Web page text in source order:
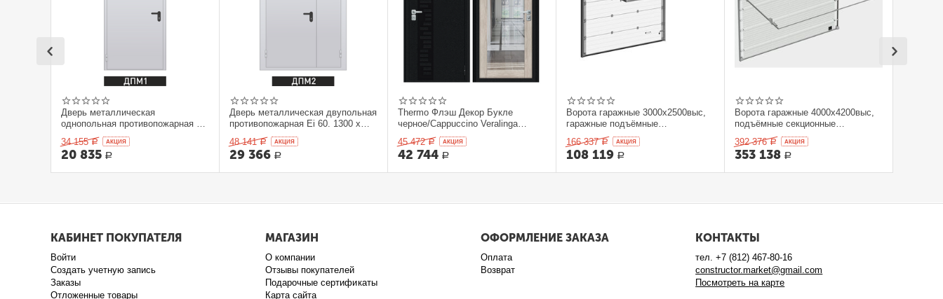
Дверь металлическая
однопольная противопожарная Ei
60. 900 x 2100 выс.
34 155 Р AКЦИЯ
20 835 Р
Дверь металлическая двупольная
противопожарная Ei 60. 1300 x
2100 выс.
48 141 Р AКЦИЯ
29 366 Р
Thermo Флэш Декор Букле
черное/Cappuccino Veralinga
205*86 левое
45 472 Р AКЦИЯ
42 744 Р
Ворота гаражные 3000x2500выс,
гаражные подъёмные
секционныеDoorHan
166 337 Р AКЦИЯ
108 119 Р
Ворота гаражные 4000x4200выс,
подъёмные секционные
DOORHAN
392 376 Р AКЦИЯ
353 138 Р
КАБИНЕТ ПОКУПАТЕЛЯ
Войти
Создать учетную запись
Заказы
Отложенные товары
МАГАЗИН
О компании
Отзывы покупателей
Подарочные сертификаты
Карта сайта
ОФОРМЛЕНИЕ ЗАКАЗА
Оплата
Возврат
КОНТАКТЫ
тел.+7 (812) 467-80-16
constructor.market@gmail.com
Посмотреть на карте